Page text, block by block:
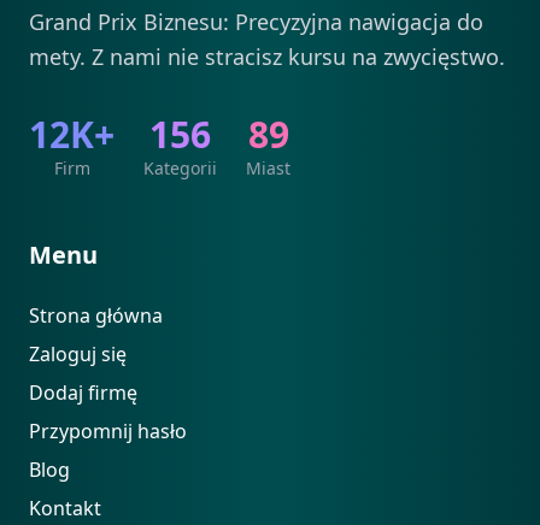
Grand Prix Biznesu: Precyzyjna nawigacja do
mety. Z nami nie stracisz kursu na zwycięstwo.
12K+
Firm
156
Kategorii
89
Miast
Menu
Strona główna
Zaloguj się
Dodaj firmę
Przypomnij hasło
Blog
Kontakt